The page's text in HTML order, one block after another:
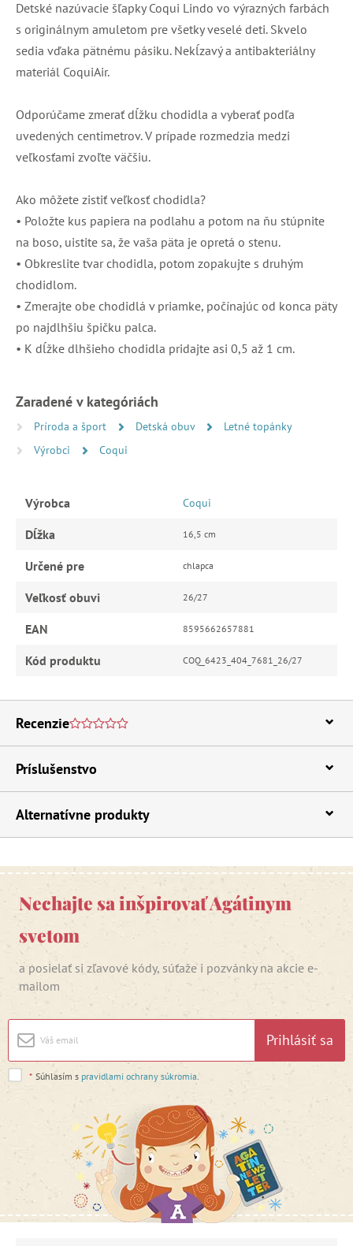
Detské nazúvacie šľapky Coqui Lindo vo výrazných farbách
s originálnym amuletom pre všetky veselé deti. Skvelo
sedia vďaka pätnému pásiku. Nekĺzavý a antibakteriálny
materiál CoquiAir.
Odporúčame zmerať dĺžku chodidla a vyberať podľa
uvedených centimetrov. V prípade rozmedzia medzi
veľkosťami zvoľte väčšiu.
Ako môžete zistiť veľkosť chodidla?
• Položte kus papiera na podlahu a potom na ňu stúpnite
na boso, uistite sa, že vaša päta je opretá o stenu.
• Obkreslite tvar chodidla, potom zopakujte s druhým
chodidlom.
• Zmerajte obe chodidlá v priamke, počínajúc od konca päty
po najdlhšiu špičku palca.
• K dĺžke dlhšieho chodidla pridajte asi 0,5 až 1 cm.
Zaradené v kategóriách
Príroda a šport Detská obuv
Letné topánky
Výrobci
Coqui
Výrobca Coqui
Dĺžka 16,5 cm
Určené pre chlapca
Veľkosť obuvi 26/27
EAN 8595662657881
Kód produktu COQ_6423_404_7681_26/27
Recenzie
Príslušenstvo
Alternatívne produkty
Nechajte sa inšpirovať Agátinym
svetom
a posielať si zľavové kódy, súťaže i pozvánky na akcie e-
mailom
Prihlásiť sa
* Súhlasím s pravidlami ochrany súkromia